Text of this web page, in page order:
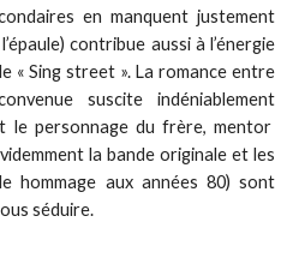
en manquent justement
contribue aussi à l’énergie
« Sing street ». La romance entre
suscite indéniablement
le personnage du frère, mentor
la bande originale et les
hommage aux années 80) sont
séduire.